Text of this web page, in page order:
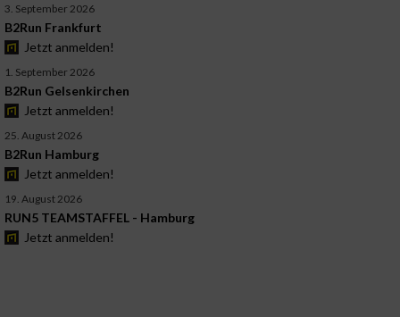
3. September 2026
B2Run Frankfurt
Jetzt anmelden!
1. September 2026
B2Run Gelsenkirchen
Jetzt anmelden!
25. August 2026
B2Run Hamburg
Jetzt anmelden!
19. August 2026
RUN5 TEAMSTAFFEL - Hamburg
Jetzt anmelden!